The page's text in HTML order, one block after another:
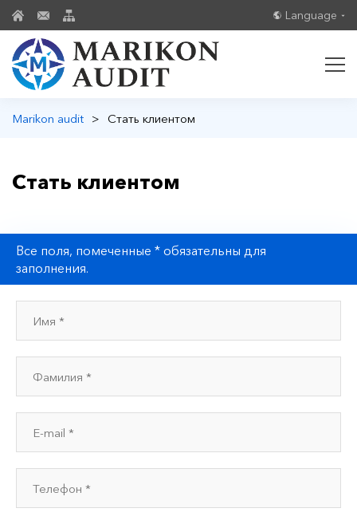
Language
Marikon audit > Стать клиентом
Стать клиентом
Все поля, помеченные * обязательны для
заполнения.